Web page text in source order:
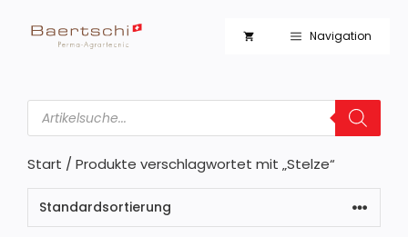
Inhalt
Navigation
Products
search
Start / Produkte verschlagwortet mit „Stelze“